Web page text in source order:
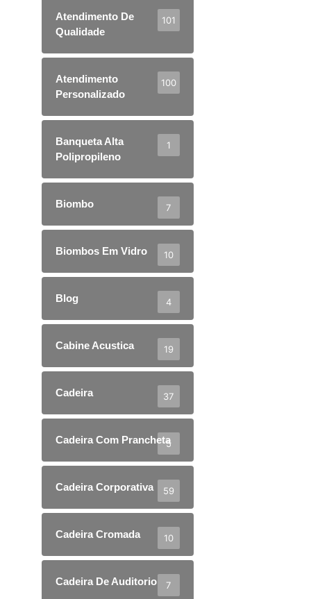
Atendimento De
Qualidade
101
Atendimento
Personalizado
100
Banqueta Alta
Polipropileno
1
Biombo 7
Biombos Em Vidro 10
Blog 4
Cabine Acustica 19
Cadeira 37
Cadeira Com Prancheta
5
Cadeira Corporativa 59
Cadeira Cromada 10
Cadeira De Auditorio 7